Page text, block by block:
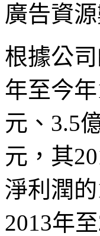
廣告資
根據公
年至今
元、3.5
元，其
淨利潤
2013年